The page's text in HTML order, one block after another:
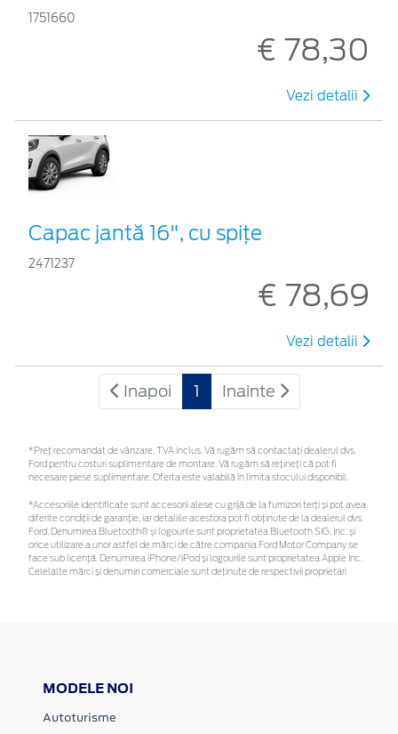
1751660
€ 78,30
Vezi detalii
Capac jantă 16", cu spițe
2471237
€ 78,69
Vezi detalii
Inapoi 1 Inainte
*Preţ recomandat de vânzare, TVA inclus. Vă rugăm să contactaţi dealerul dvs.
Ford pentru costuri suplimentare de montare. Vă rugăm să rețineți că pot fi
necesare piese suplimentare. Oferta este valabilă în limita stocului disponibil.
*Accesoriile identificate sunt accesorii alese cu grijă de la furnizori terți și pot avea
diferite condiții de garanție, iar detaliile acestora pot fi obținute de la dealerul dvs.
Ford. Denumirea Bluetooth® și logourile sunt proprietatea Bluetooth SIG, Inc. și
orice utilizare a unor astfel de mărci de către compania Ford Motor Company se
face sub licență. Denumirea iPhone/iPod și logourile sunt proprietatea Apple Inc.
Celelalte mărci și denumiri comerciale sunt deținute de respectivii proprietari
MODELE NOI
Autoturisme